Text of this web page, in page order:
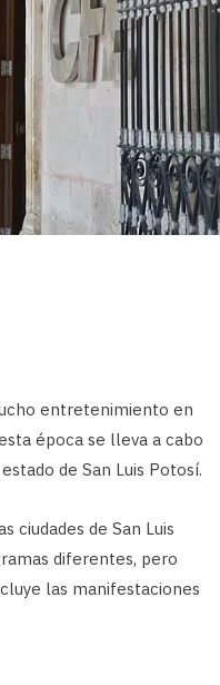
entretenimiento en
época se lleva a cabo
de San Luis Potosí.
ciudades de San Luis
diferentes, pero
las manifestaciones